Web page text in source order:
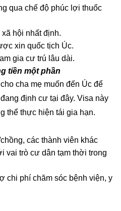
qua chế độ phúc lợi thuốc
hội nhất định.
xin quốc tịch Úc.
gia cư trú lâu dài.
tiền một phần
cha mẹ muốn đến Úc để
định cư tại đây. Visa này
thể thực hiện tái gia hạn.
các thành viên khác
vai trò cư dân tạm thời trong
chi phí chăm sóc bệnh viện, y